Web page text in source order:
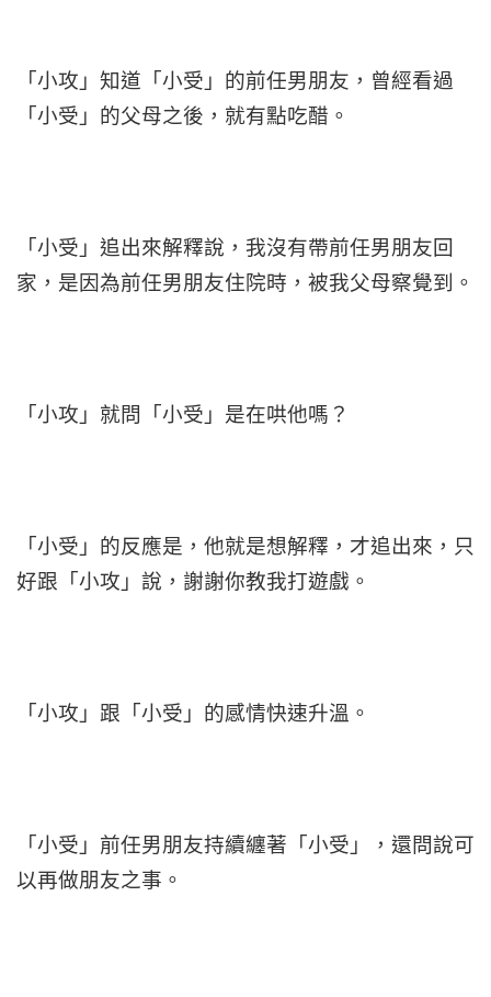
「小攻」知道「小受」的前任男朋友，曾經看過
「小受」的父母之後，就有點吃醋。
「小受」追出來解釋說，我沒有帶前任男朋友回
家，是因為前任男朋友住院時，被我父母察覺到。
「小攻」就問「小受」是在哄他嗎？
「小受」的反應是，他就是想解釋，才追出來，只
好跟「小攻」說，謝謝你教我打遊戲。
「小攻」跟「小受」的感情快速升溫。
「小受」前任男朋友持續纏著「小受」，還問說可
以再做朋友之事。